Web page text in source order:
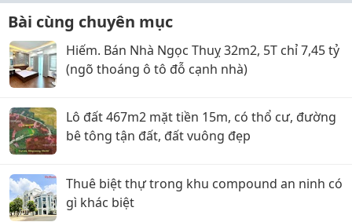
Bài cùng chuyên mục
Hiếm. Bán Nhà Ngọc Thuỵ 32m2, 5T chỉ 7,45 tỷ
(ngõ thoáng ô tô đỗ cạnh nhà)
Lô đất 467m2 mặt tiền 15m, có thổ cư, đường
bê tông tận đất, đất vuông đẹp
Thuê biệt thự trong khu compound an ninh có
gì khác biệt